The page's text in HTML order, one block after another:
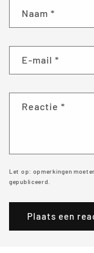
Naam *
E‑mail *
Reactie *
Let op: opmerkingen
gepubliceerd.